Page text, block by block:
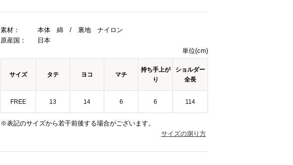
素材：
本体 綿 / 裏地 ナイロン
原産国：
日本
単位(cm)
サイズ タテ ヨコ マチ
持ち手上が
り
ショルダー
全長
FREE 13 14 6 6 114
※表記のサイズから若干前後する場合がございます。
サイズの測り方